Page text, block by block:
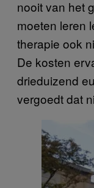
nooit van het
moeten leren
therapie ook
De kosten
drieduizend
vergoedt dat